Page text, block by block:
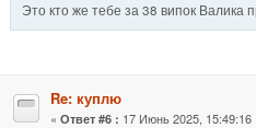
Это кто же тебе за 38 випок Валика
Re: куплю
« Ответ #6 : 17 Июнь 2025, 15:49:16